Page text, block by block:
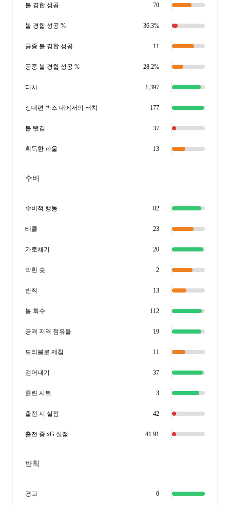
볼 경합 성공 70
볼 경합 성공 % 36.3%
공중 볼 경합 성공 11
공중 볼 경합 성공 % 28.2%
터치 1,397
상대편 박스 내에서의 터치 177
볼 뺏김 37
획득한 파울 13
수비
수비적 행동 82
태클 23
가로채기 20
막힌 슛 2
반칙 13
볼 회수 112
공격 지역 점유율 19
드리블로 제침 11
걷어내기 37
클린 시트 3
출전 시 실점 42
출전 중 xG 실점 41.91
반칙
경고 0